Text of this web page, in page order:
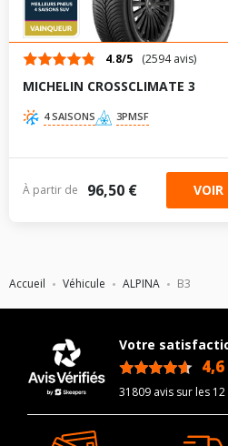
Accueil Véhicule ALPINA B3
4.8/5 (2594 avis)
MICHELIN CROSSCLIMATE 3
4 SAISONS 3PMSF
À partir de 96,50 € VOIR
Votre
4,6
31809 avis sur les